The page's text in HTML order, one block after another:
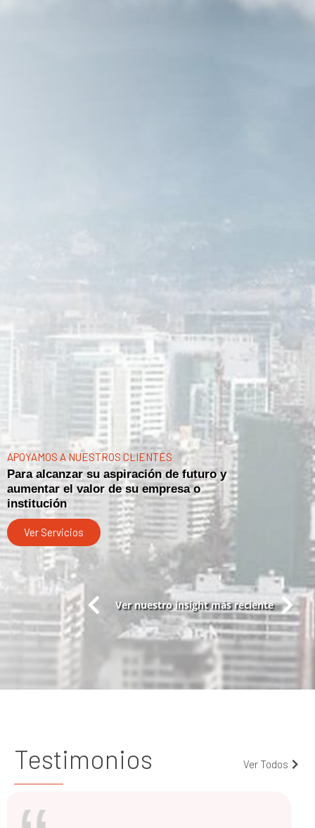
APOYAMOS A NUESTROS CLIENTES
Para alcanzar su aspiración de futuro y
aumentar el valor de su empresa o
institución
Ver Servicios
Ver nuestro insight más reciente
Testimonios Ver Todos